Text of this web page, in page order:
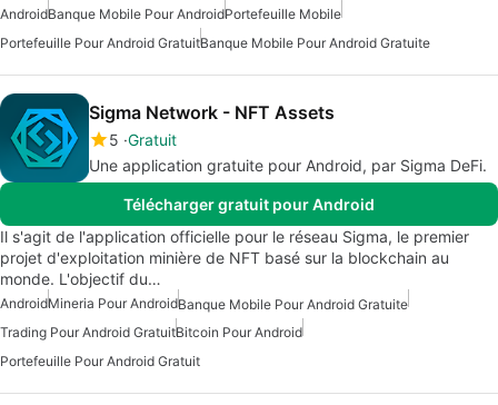
AndroidBanque Mobile Pour AndroidPortefeuille Mobile
Portefeuille Pour Android GratuitBanque Mobile Pour Android Gratuite
Sigma Network - NFT Assets
5 Gratuit
Une application gratuite pour Android, par Sigma DeFi.
Télécharger gratuit pour Android
Il s'agit de l'application officielle pour le réseau Sigma, le premier
projet d'exploitation minière de NFT basé sur la blockchain au
monde. L'objectif du…
AndroidMineria Pour AndroidBanque Mobile Pour Android Gratuite
Trading Pour Android GratuitBitcoin Pour Android
Portefeuille Pour Android Gratuit